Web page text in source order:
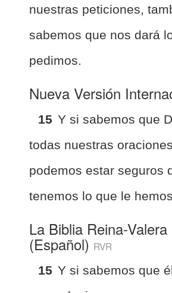
nuestras peticiones,
sabemos que nos dará
pedimos.
Nueva Versión
15 Y si sabemos que
todas nuestras
podemos estar seguros
tenemos lo que le
La Biblia Reina-Valera
(Español) RVR
15 Y si sabemos que